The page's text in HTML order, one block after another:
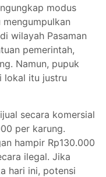
modus
wilayah Pasaman
pemerintah,
Namun, pupuk
lokal itu justru
secara komersial
per karung.
hampir Rp130.000
ilegal. Jika
hari ini, potensi